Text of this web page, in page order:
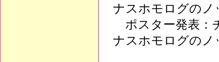
ナスホモログのノ
ポスター発表：
ナスホモログのノ